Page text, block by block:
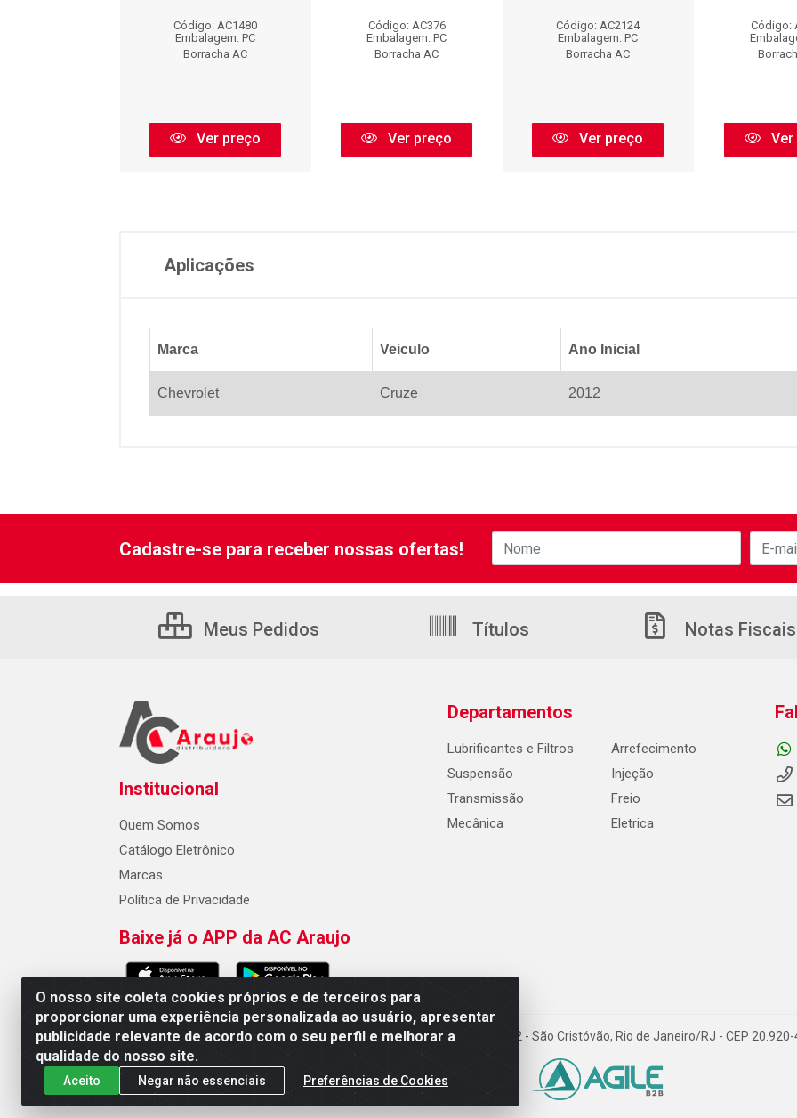
Código: AC1480
Embalagem: PC
Borracha AC
Ver preço
Código: AC376
Embalagem: PC
Borracha AC
Ver preço
Código: AC2124
Embalagem: PC
Borracha AC
Ver preço
Código:
Aplicações
Marca Veiculo Ano Inicial
Chevrolet Cruze 2012
O nosso site coleta cookies próprios e de terceiros para
proporcionar uma experiência personalizada ao usuário, apresentar
publicidade relevante de acordo com o seu perfil e melhorar a
qualidade do nosso site.
Aceito Negar não essenciais Preferências de Cookies
Cadastre-se para receber nossas ofertas!
Meus Pedidos Títulos Notas Fiscais
Institucional
Quem Somos
Catálogo Eletrônico
Marcas
Política de Privacidade
Baixe já o APP da AC Araujo
Departamentos
Lubrificantes e Filtros
Suspensão
Transmissão
Mecânica
Arrefecimento
Injeção
Freio
Eletrica
AC Araujo Distribuidora - Rua Carneiro de Campos, 42 - São Cristóvão, Rio de Janeiro/RJ - CEP